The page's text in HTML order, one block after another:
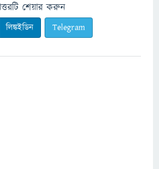
শেয়ার করুন
লিঙ্কইডিন Telegram